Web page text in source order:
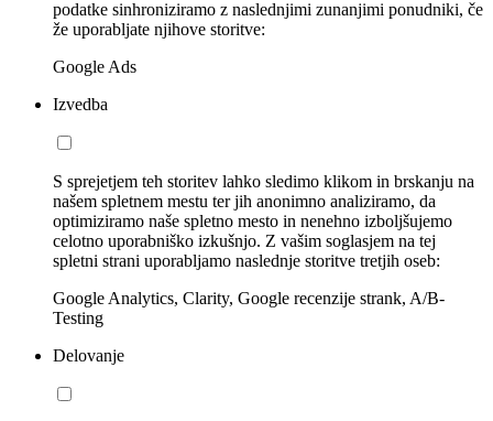
podatke sinhroniziramo z naslednjimi zunanjimi ponudniki, če
že uporabljate njihove storitve:
Google Ads
Izvedba
S sprejetjem teh storitev lahko sledimo klikom in brskanju na
našem spletnem mestu ter jih anonimno analiziramo, da
optimiziramo naše spletno mesto in nenehno izboljšujemo
celotno uporabniško izkušnjo. Z vašim soglasjem na tej
spletni strani uporabljamo naslednje storitve tretjih oseb:
Google Analytics, Clarity, Google recenzije strank, A/B-
Testing
Delovanje